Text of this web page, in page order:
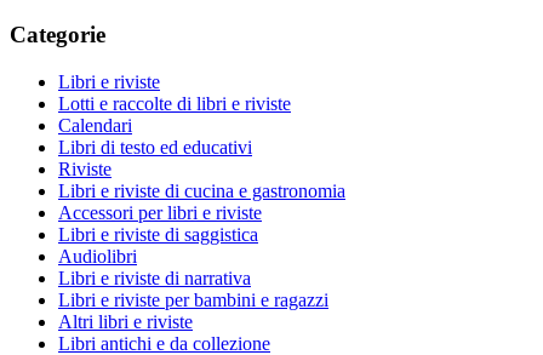
Categorie
Libri e riviste
Lotti e raccolte di libri e riviste
Calendari
Libri di testo ed educativi
Riviste
Libri e riviste di cucina e gastronomia
Accessori per libri e riviste
Libri e riviste di saggistica
Audiolibri
Libri e riviste di narrativa
Libri e riviste per bambini e ragazzi
Altri libri e riviste
Libri antichi e da collezione